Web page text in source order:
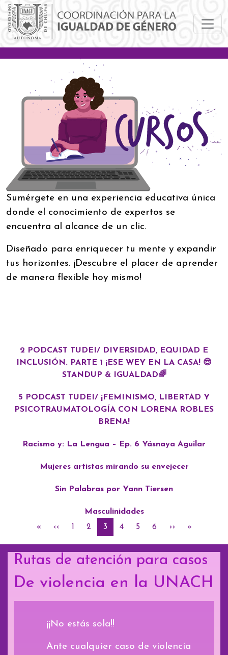
Pasar al contenido principal
Sumérgete en una experiencia educativa única
donde el conocimiento de expertos se
encuentra al alcance de un clic.
Diseñado para enriquecer tu mente y expandir
tus horizontes. ¡Descubre el placer de aprender
de manera flexible hoy mismo!
2 PODCAST TUDEI/ DIVERSIDAD, EQUIDAD E
INCLUSIÓN. PARTE 1 ¡ESE WEY EN LA CASA! 😎
STANDUP & IGUALDAD🌈
5 PODCAST TUDEI/ ¡FEMINISMO, LIBERTAD Y
PSICOTRAUMATOLOGÍA CON LORENA ROBLES
BRENA!
Racismo y: La Lengua – Ep. 6 Yásnaya Aguilar
Mujeres artistas mirando su envejecer
Sin Palabras por Yann Tiersen
Masculinidades
PaginaciónPrimera página
« Página anterior
‹‹ Página
1 Página
2 Página actual
3 Página
4 Página
5 Página
6 Siguiente
›› Última
»
Rutas de atención para casos
De violencia en la UNACH
¡¡No estás sola!!
Ante cualquier caso de violencia